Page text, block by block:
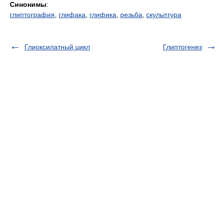
Синонимы:
глиптография, глифака, глифика, резьба, скульптура
Глиоксилатный цикл Глиптогенез